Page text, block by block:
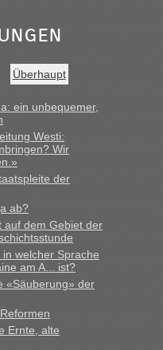
der Ukraine geht es am
in Urgyniw ausgereist,
ca. 15 Fahrzeuge
An welchem
der Ukraine geht es am
den Grenzen Ukraine/
10 h Wartezeit. Wollen
Überhaupt
ein unbequemer,
Westi:
Wir
der
ab?
auf dem Gebiet der
welcher Sprache
am A... ist?
«Säuberung» der
Ernte, alte